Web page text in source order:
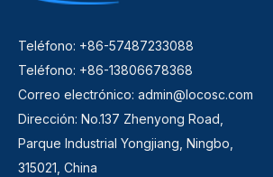
Teléfono: +86-57487233088
Teléfono: +86-13806678368
Correo electrónico: admin@locosc.com
Dirección: No.137 Zhenyong Road,
Parque Industrial Yongjiang, Ningbo,
315021, China